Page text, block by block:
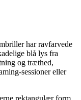
har ravfarvede
blå lys fra
og træthed,
sessioner eller